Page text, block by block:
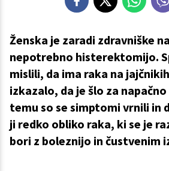
Ženska je zaradi zdravniške
nepotrebno histerektomijo.
mislili, da ima raka na
izkazalo, da je šlo za
temu so se simptomi vrnili in
ji redko obliko raka, ki se je
bori z boleznijo in čustvenim